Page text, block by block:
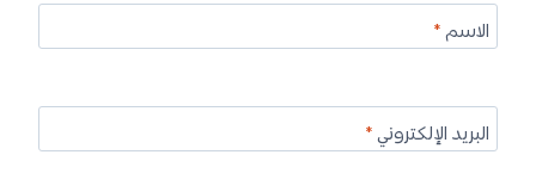
الاسم*
البريد الإلكتروني*